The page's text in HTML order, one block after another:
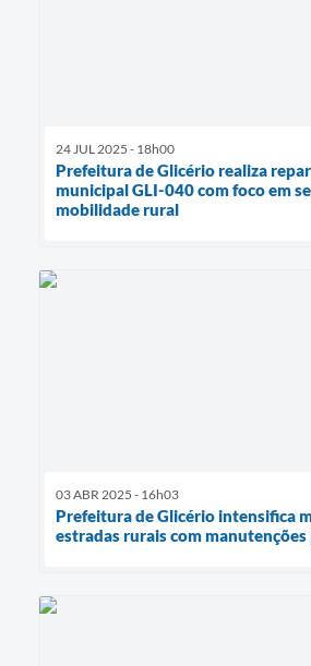
24 JUL 2025 - 18h00
Prefeitura de Glicério realiza
municipal GLI-040 com foco em
mobilidade rural
03 ABR 2025 - 16h03
Prefeitura de Glicério intensifica
estradas rurais com